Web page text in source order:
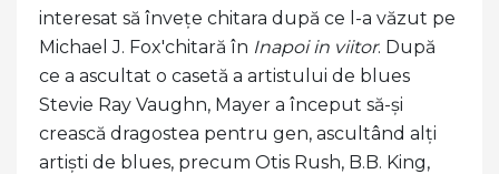
interesat să învețe chitara după ce l-a văzut pe
Michael J. Fox'chitară în Inapoi in viitor. După
ce a ascultat o casetă a artistului de blues
Stevie Ray Vaughn, Mayer a început să-și
crească dragostea pentru gen, ascultând alți
artiști de blues, precum Otis Rush, B.B. King,